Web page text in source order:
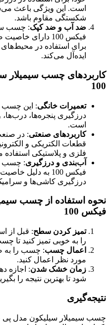
است. این ویژگی باعث
شکستگی مقاوم باشد.
ضد آب و ضد کپک: چسب
فیکس 100 دارای
برای استفاده در
ایده‌آل می‌کند.
کاربردهای چسب
100
تعمیرات خانگی: این چسب
درزگیری پنجره‌ها،
است.
کاربردهای صنعتی: در
قطعات الکتریکی و
فلزی و پلاستیکی
آب‌بندی و درزگیری: چسب
فیکس 100 به
درزگیری کاشی‌ها و
نحوه استفاده از چسب
فیکس 100
تمیز کردن سطح: قبل از
را به خوبی تمیز کنید تا
اعمال چسب: چسب را به
مورد نظر اعمال کنید.
زمان خشک شدن: اجازه
شود تا بهترین نتیجه را
نتیجه‌گیری